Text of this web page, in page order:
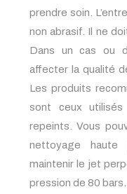
prendre soin.
non abrasif. Il ne
Dans un cas ou
affecter la qualité
Les produits
sont ceux
repeints. Vous
nettoyage haute
maintenir le jet
pression de 80 bars.